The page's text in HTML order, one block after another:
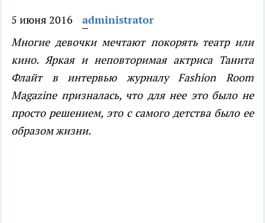
5 июня 2016
administrator
Многие девочки мечтают покорять театр или
кино. Яркая и неповторимая актриса Танита
Флайт в интервью журналу Fashion Room
Magazine призналась, что для нее это было не
просто решением, это с самого детства было ее
образом жизни.